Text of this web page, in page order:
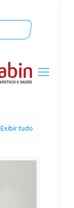
Exibir tudo